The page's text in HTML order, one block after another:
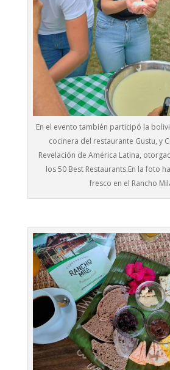
En el evento también participó la
cocinera del restaurante Gustu, y
Revelación de América Latina,
los 50 Best Restaurants.En la foto
fresco en el Rancho